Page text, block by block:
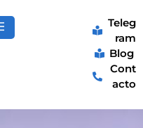
Teleg
ram
Blog
Cont
acto